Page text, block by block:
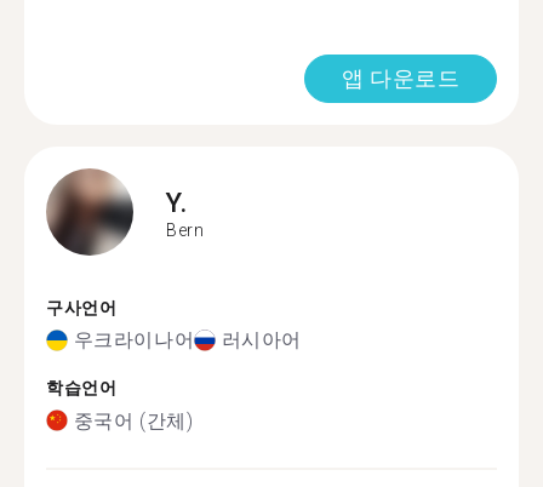
앱 다운로드
Y.
Bern
구사언어
우크라이나어 러시아어
학습언어
중국어 (간체)